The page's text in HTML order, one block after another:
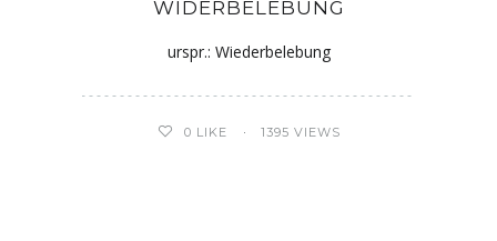
WIDERBELEBUNG
urspr.: Wiederbelebung
0 LIKE 1395 VIEWS